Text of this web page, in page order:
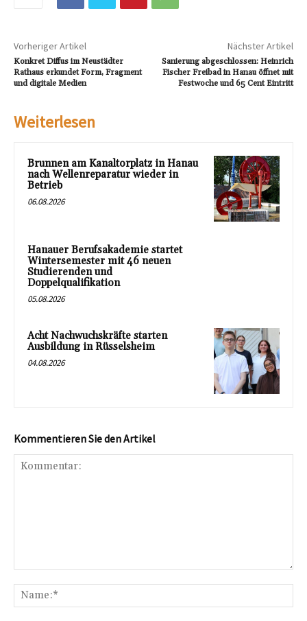
Vorheriger Artikel
Konkret Diffus im Neustädter
Rathaus erkundet Form, Fragment
und digitale Medien
Nächster Artikel
Sanierung abgeschlossen: Heinrich
Fischer Freibad in Hanau öffnet mit
Festwoche und 65 Cent Eintritt
Weiterlesen
Brunnen am Kanaltorplatz in Hanau
nach Wellenreparatur wieder in
Betrieb
06.08.2026
Hanauer Berufsakademie startet
Wintersemester mit 46 neuen
Studierenden und
Doppelqualifikation
05.08.2026
Acht Nachwuchskräfte starten
Ausbildung in Rüsselsheim
04.08.2026
Kommentieren Sie den Artikel